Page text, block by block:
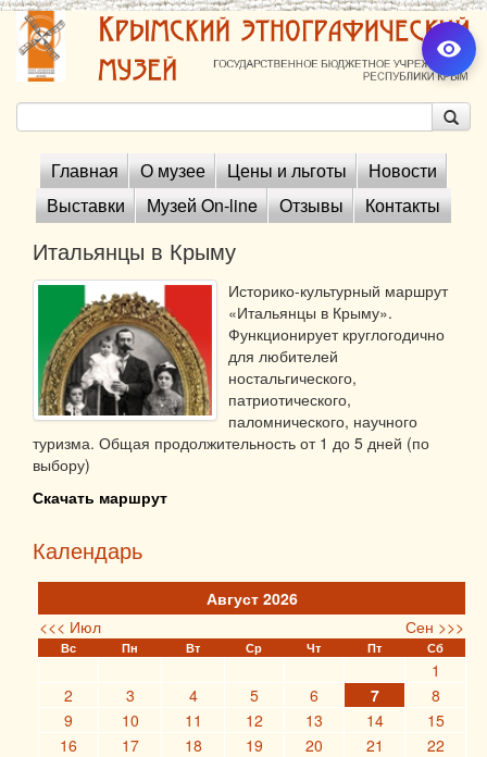
Главная О музее Цены и льготы
Новости
Выставки
Музей On-line Отзывы Контакты
Итальянцы в Крыму
Историко-культурный маршрут
«Итальянцы в Крыму».
Функционирует круглогодично
для любителей
ностальгического,
патриотического,
паломнического, научного
туризма. Общая продолжительность от 1 до 5 дней (по
выбору)
Скачать маршрут
Календарь
Август 2026
<<< Июл
Сен >>>
Вс Пн Вт Ср Чт Пт Сб
1
2
3 4 5 6 7
8
9
10 11 12 13 14
15
16
17 18 19 20 21
22